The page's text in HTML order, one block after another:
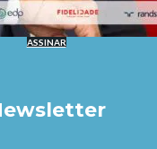
ASSINAR